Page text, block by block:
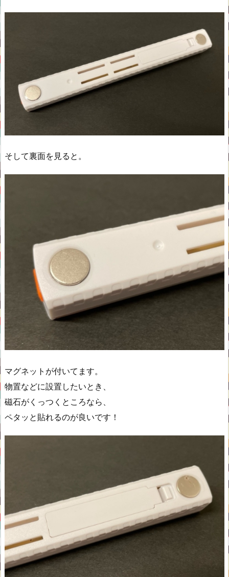
そして裏面を見ると。
マグネットが付いてます。
物置などに設置したいとき、
磁石がくっつくところなら、
ペタッと貼れるのが良いです！